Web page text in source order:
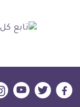
ديلي
ديلي
ديلي